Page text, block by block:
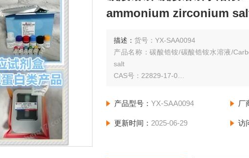
ammonium zirconium
描述：货号：YX-SAA0094
产品名称：碳酸锆铵/碳酸锆铵水溶液/
salt
CAS号：22829-17-0
产品型号：YX-SAA0094 厂
更新时间： 2025-06-29 访